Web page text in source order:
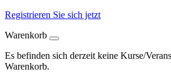
Registrieren Sie sich jetzt
Warenkorb
Es befinden sich derzeit keine Kurse/
Warenkorb.